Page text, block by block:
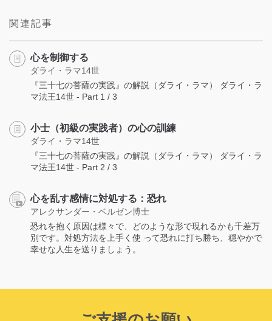
関連記事
心を制御する
ダライ・ラマ14世
『三十七の菩薩の実践』の解説（ダライ・ラマ） ダライ・ラ
マ法王14世 - Part 1 / 3
小士（初級の実践者）の心の訓練
ダライ・ラマ14世
『三十七の菩薩の実践』の解説（ダライ・ラマ） ダライ・ラ
マ法王14世 - Part 2 / 3
心を乱す感情に対処する：恐れ
アレクサンダー・ベルゼン博士
恐れを抱く原因は様々で、どのような形で現れるかも千差万
別です。対処方法を上手く使 って恐れに打ち勝ち、穏やかで
幸せな人生を送りましょう。